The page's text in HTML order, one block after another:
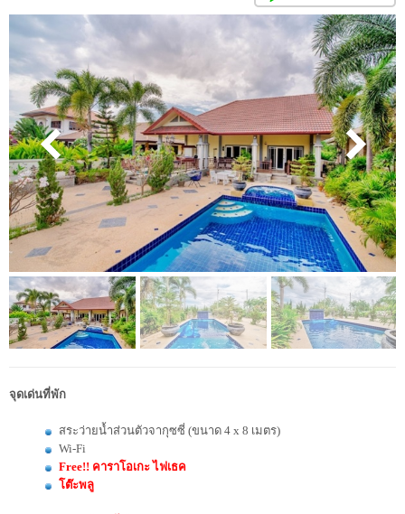
จุดเด่นที่พัก
สระว่ายน้ำส่วนตัวจากุซซี่ (ขนาด 4 x 8 เมตร)
Wi-Fi
Free!! คาราโอเกะ ไฟเธค
โต๊ะพลู